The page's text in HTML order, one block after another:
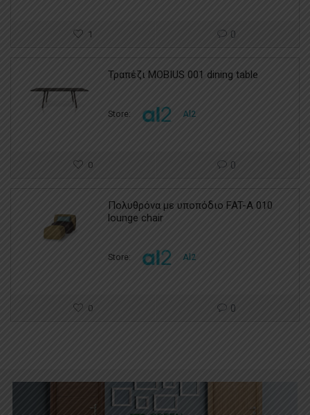
1 0
Τραπέζι MOBIUS 001 dining table
Store: Al2
0 0
Πολυθρόνα με υποπόδιο FAT-A 010
lounge chair
Store: Al2
0 0